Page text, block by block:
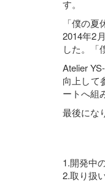
す。
「僕の
2014年2
した。「
Atelier
向上して
ートへ組
最後にな
1.開発中
2.取り扱